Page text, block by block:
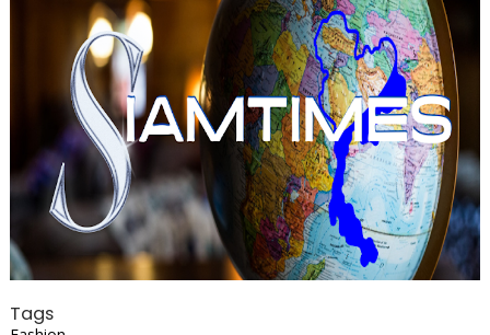
Tags